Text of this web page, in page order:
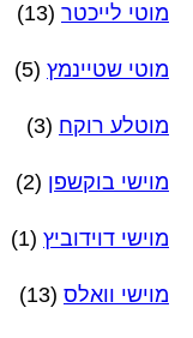
מוטי לייכטר (13)
מוטי שטיינמץ (5)
מוטלע רוקח (3)
מוישי בוקשפן (2)
מוישי דוידוביץ (1)
מוישי וואלס (13)